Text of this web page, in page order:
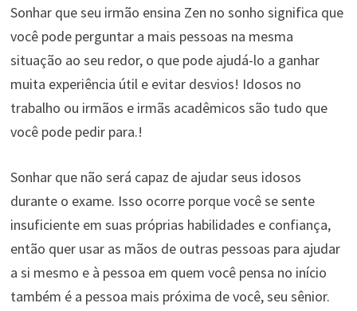
Sonhar que seu irmão ensina Zen no sonho significa que
você pode perguntar a mais pessoas na mesma
situação ao seu redor, o que pode ajudá-lo a ganhar
muita experiência útil e evitar desvios! Idosos no
trabalho ou irmãos e irmãs acadêmicos são tudo que
você pode pedir para.!
Sonhar que não será capaz de ajudar seus idosos
durante o exame. Isso ocorre porque você se sente
insuficiente em suas próprias habilidades e confiança,
então quer usar as mãos de outras pessoas para ajudar
a si mesmo e à pessoa em quem você pensa no início
também é a pessoa mais próxima de você, seu sênior.